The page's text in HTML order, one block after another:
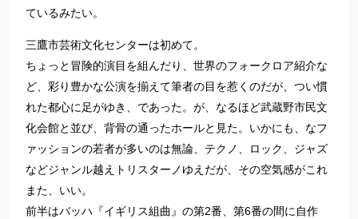
ているみたい。
三鷹市芸術文化センターは初めて。
ちょっと冒険的演目を組んだり、世界のフォークロア紹介な
ど、彩り豊かな公演を揃えて筆者の目を惹くのだが、つい慣
れた都心に足がゆき、であった。が、なるほど武蔵野市民文
化会館と並び、背骨の通ったホールと見た。いかにも、なフ
ァッションの若者が多いのは無論、テクノ、ロック、ジャズ
などジャンル越えトリスターノゆえだが、その空気感がこれ
また、いい。
前半はバッハ『イギリス組曲』の第2番、第6番の間に自作